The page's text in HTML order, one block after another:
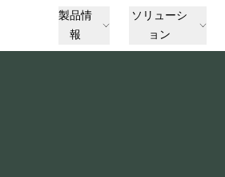
製品情
報
ソリューシ
ョン